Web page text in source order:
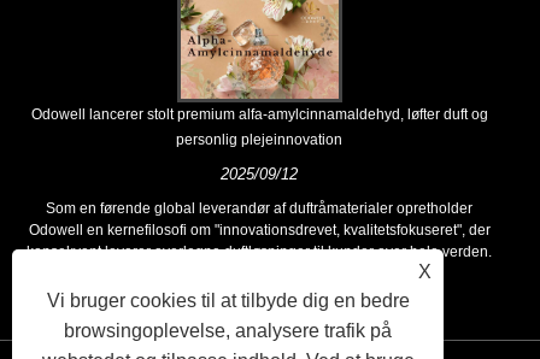
Odowell lancerer stolt premium alfa-amylcinnamaldehyd, løfter duft og
personlig plejeinnovation
2025/09/12
Som en førende global leverandør af duftråmaterialer opretholder
Odowell en kernefilosofi om "innovationsdrevet, kvalitetsfokuseret", der
konsekvent leverer overlegne duftløsninger til kunder over hele verden.
X
Vi bruger cookies til at tilbyde dig en bedre
browsingoplevelse, analysere trafik på